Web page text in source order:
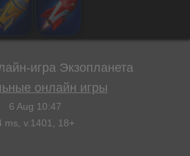
игра Экзопланета
онлайн игры
6 Aug 10:47
ms, v. 1401 , 18+